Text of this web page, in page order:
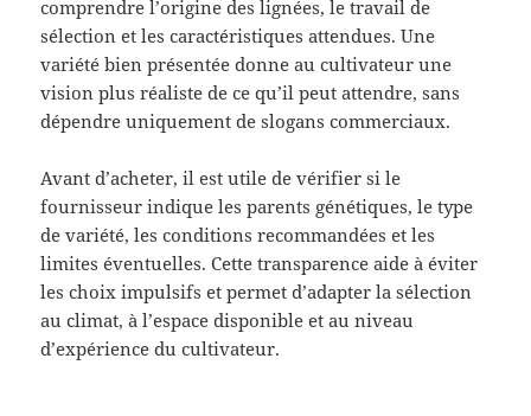
comprendre l’origine des lignées, le travail de
sélection et les caractéristiques attendues. Une
variété bien présentée donne au cultivateur une
vision plus réaliste de ce qu’il peut attendre, sans
dépendre uniquement de slogans commerciaux.
Avant d’acheter, il est utile de vérifier si le
fournisseur indique les parents génétiques, le type
de variété, les conditions recommandées et les
limites éventuelles. Cette transparence aide à éviter
les choix impulsifs et permet d’adapter la sélection
au climat, à l’espace disponible et au niveau
d’expérience du cultivateur.